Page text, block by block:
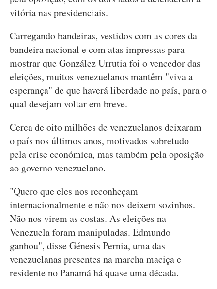
vitória nas presidenciais.
Carregando bandeiras, vestidos com as cores da
bandeira nacional e com atas impressas para
mostrar que González Urrutia foi o vencedor das
eleições, muitos venezuelanos mantêm "viva a
esperança" de que haverá liberdade no país, para o
qual desejam voltar em breve.
Cerca de oito milhões de venezuelanos deixaram
o país nos últimos anos, motivados sobretudo
pela crise económica, mas também pela oposição
ao governo venezuelano.
"Quero que eles nos reconheçam
internacionalmente e não nos deixem sozinhos.
Não nos virem as costas. As eleições na
Venezuela foram manipuladas. Edmundo
ganhou", disse Génesis Pernia, uma das
venezuelanas presentes na marcha maciça e
residente no Panamá há quase uma década.